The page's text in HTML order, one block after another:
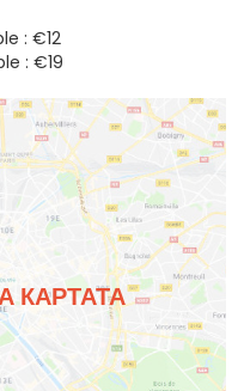
: €12
: €19
КАРТАТА